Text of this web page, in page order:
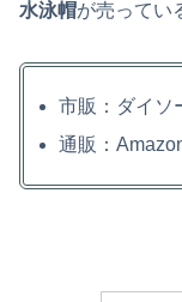
水泳帽が売ってい
市販：ダイソ
通販：